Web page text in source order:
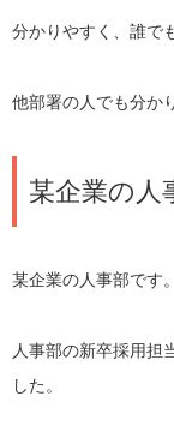
分かりやすく、誰で
他部署の人でも分か
某企業の人
某企業の人事部です。
人事部の新卒採用担
した。